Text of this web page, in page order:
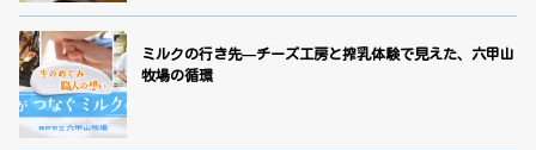
ミルクの行き先—チーズ工房と搾乳体験で見えた、六甲山
牧場の循環